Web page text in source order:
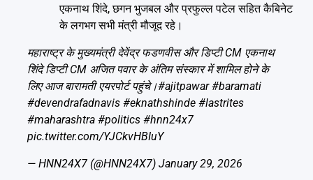
एकनाथ शिंदे, छगन भुजबल और प्रफुल्ल पटेल सहित कैबिनेट
के लगभग सभी मंत्री मौजूद रहे।
महाराष्ट्र के मुख्यमंत्री देवेंद्र फडणवीस और डिप्टी CM एकनाथ
शिंदे डिप्टी CM अजित पवार के अंतिम संस्कार में शामिल होने के
लिए आज बारामती एयरपोर्ट पहुंचे।#ajitpawar #baramati
#devendrafadnavis #eknathshinde #lastrites
#maharashtra #politics #hnn24x7
pic.twitter.com/YJCkvHBIuY
— HNN24X7 (@HNN24X7) January 29, 2026